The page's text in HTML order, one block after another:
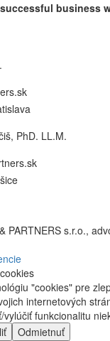
business
PhD. LL.M.
PARTNERS s.r.o.,
"cookies" pre
internetových
funkcionalitu
Odmietnuť